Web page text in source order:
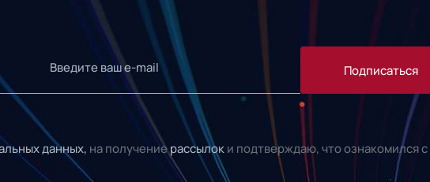
Подписаться
данных, на получениерассылок и подтверждаю, что ознакомился с